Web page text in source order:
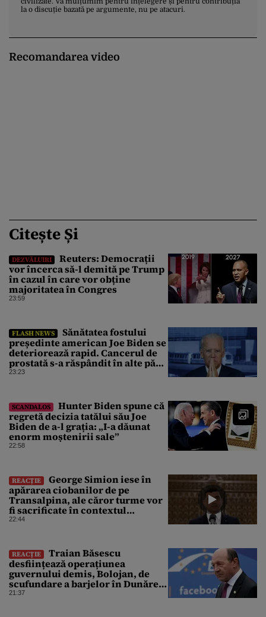
la o discuție bazată pe argumente, nu pe atacuri.
Recomandarea video
Citește Și
DEZVĂLUIRI
Reuters: Democrații
vor încerca să-l demită pe Trump
în cazul în care vor obține
majoritatea în Congres
23:59
FLASH NEWS
Sănătatea fostului
președinte american Joe Biden se
deteriorează rapid. Cancerul de
prostată s-a răspândit în alte părți
ale corpului
23:23
SCANDALOS
Hunter Biden spune că
regretă decizia tatălui său Joe
Biden de a-l grația: „I-a dăunat
enorm moștenirii sale”
22:58
REACȚIE
George Simion iese în
apărarea ciobanilor de pe
Transalpina, ale căror turme vor
fi sacrificate în contextul
focarului de variolă ovină
22:44
REACȚIE
Traian Băsescu
desființează operațiunea
guvernului demis, Bolojan, de
scufundare a barjelor în Dunăre:
„Este o improvizație”
21:37